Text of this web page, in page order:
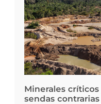
Minerales
sendas